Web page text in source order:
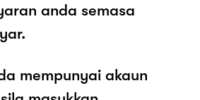
anda semasa
mempunyai akaun